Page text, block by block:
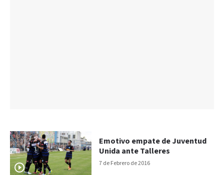
7 de Febrero de 2016
Emotivo empate de Juventud
Unida ante Talleres